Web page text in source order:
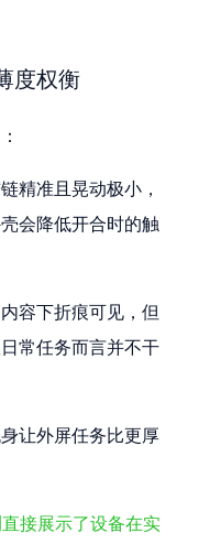
度权衡
精准且晃动极小，
会降低开合时的触
容下折痕可见，但
常任务而言并不干
让外屏任务比更厚
接展示了设备在实